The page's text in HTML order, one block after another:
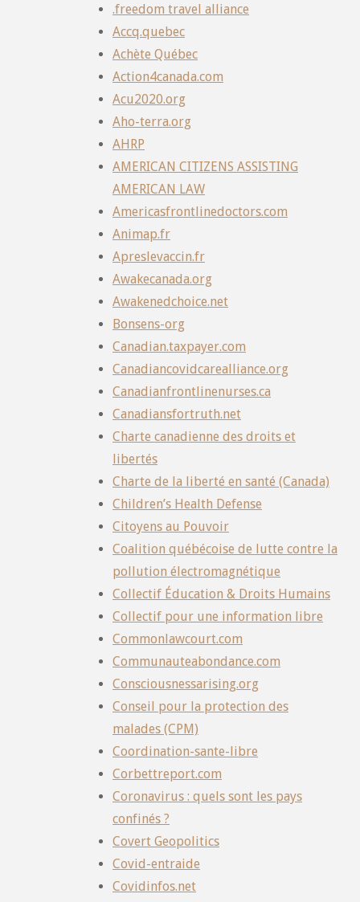
.freedom travel alliance
Accq.quebec
Achète Québec
Action4canada.com
Acu2020.org
Aho-terra.org
AHRP
AMERICAN CITIZENS ASSISTING
AMERICAN LAW
Americasfrontlinedoctors.com
Animap.fr
Apreslevaccin.fr
Awakecanada.org
Awakenedchoice.net
Bonsens-org
Canadian.taxpayer.com
Canadiancovidcarealliance.org
Canadianfrontlinenurses.ca
Canadiansfortruth.net
Charte canadienne des droits et
libertés
Charte de la liberté en santé (Canada)
Children’s Health Defense
Citoyens au Pouvoir
Coalition québécoise de lutte contre la
pollution électromagnétique
Collectif Éducation & Droits Humains
Collectif pour une information libre
Commonlawcourt.com
Communauteabondance.com
Consciousnessarising.org
Conseil pour la protection des
malades (CPM)
Coordination-sante-libre
Corbettreport.com
Coronavirus : quels sont les pays
confinés ?
Covert Geopolitics
Covid-entraide
Covidinfos.net